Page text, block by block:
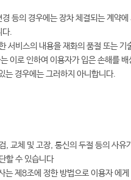
등의 경우에는 장차 체결되는 계약에
다.
서비스의 내용을 재화의 품절 또는 기
이로 인하여 이용자가 입은 손해를 배
는 경우에는 그러하지 아니합니다.
, 교체 및 고장, 통신의 두절 등의 사유
할 수 있습니다
제8조에 정한 방법으로 이용자 에게